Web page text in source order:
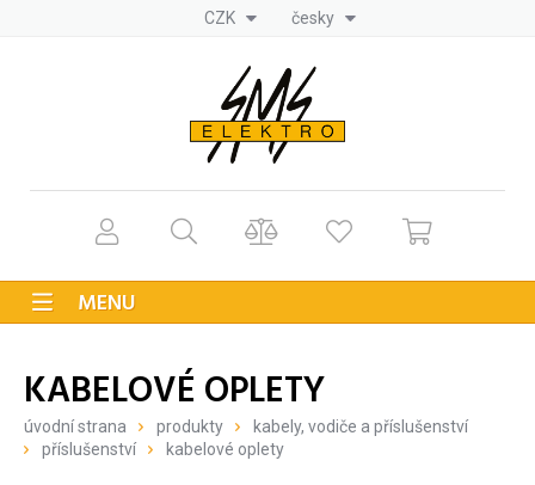
CZK česky
MENU
KABELOVÉ OPLETY
úvodní strana produkty
kabely, vodiče a příslušenství
příslušenství
kabelové oplety